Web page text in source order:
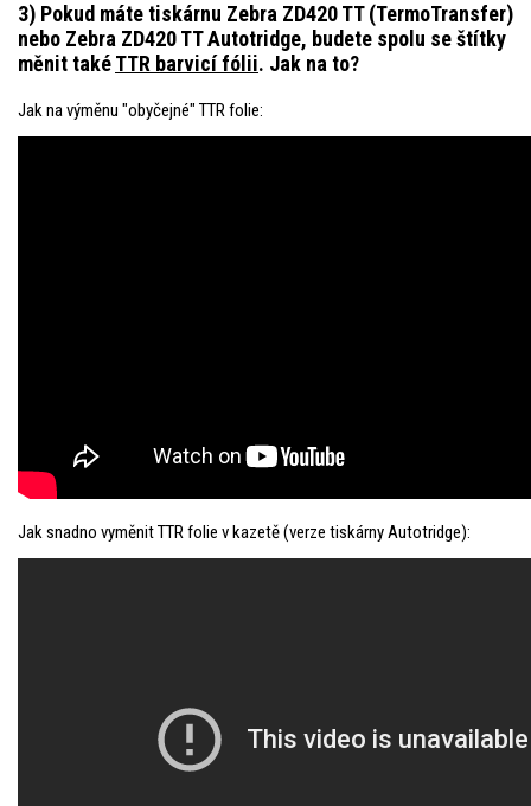
3) Pokud máte tiskárnu Zebra ZD420 TT (TermoTransfer)
nebo Zebra ZD420 TT Autotridge, budete spolu se štítky
měnit takéTTR barvicí fólii. Jak na to?
Jak na výměnu "obyčejné" TTR folie:
Jak snadno vyměnit TTR folie v kazetě (verze tiskárny Autotridge):